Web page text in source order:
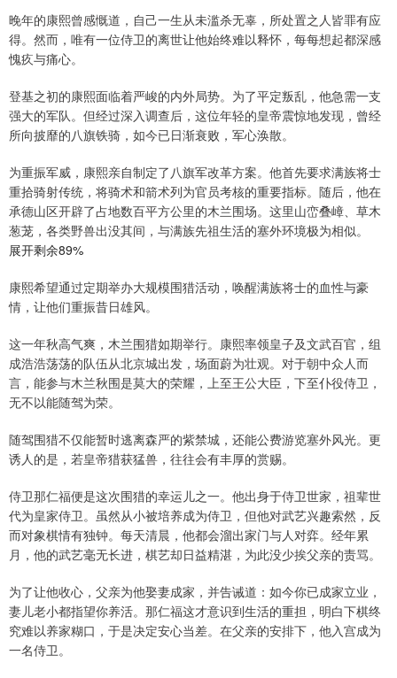
晚年的康熙曾感慨道，自己一生从未滥杀无辜，所处置之人皆罪有应
得。然而，唯有一位侍卫的离世让他始终难以释怀，每每想起都深感
愧疚与痛心。
登基之初的康熙面临着严峻的内外局势。为了平定叛乱，他急需一支
强大的军队。但经过深入调查后，这位年轻的皇帝震惊地发现，曾经
所向披靡的八旗铁骑，如今已日渐衰败，军心涣散。
为重振军威，康熙亲自制定了八旗军改革方案。他首先要求满族将士
重拾骑射传统，将骑术和箭术列为官员考核的重要指标。随后，他在
承德山区开辟了占地数百平方公里的木兰围场。这里山峦叠嶂、草木
葱茏，各类野兽出没其间，与满族先祖生活的塞外环境极为相似。
展开剩余89%
康熙希望通过定期举办大规模围猎活动，唤醒满族将士的血性与豪
情，让他们重振昔日雄风。
这一年秋高气爽，木兰围猎如期举行。康熙率领皇子及文武百官，组
成浩浩荡荡的队伍从北京城出发，场面蔚为壮观。对于朝中众人而
言，能参与木兰秋围是莫大的荣耀，上至王公大臣，下至仆役侍卫，
无不以能随驾为荣。
随驾围猎不仅能暂时逃离森严的紫禁城，还能公费游览塞外风光。更
诱人的是，若皇帝猎获猛兽，往往会有丰厚的赏赐。
侍卫那仁福便是这次围猎的幸运儿之一。他出身于侍卫世家，祖辈世
代为皇家侍卫。虽然从小被培养成为侍卫，但他对武艺兴趣索然，反
而对象棋情有独钟。每天清晨，他都会溜出家门与人对弈。经年累
月，他的武艺毫无长进，棋艺却日益精湛，为此没少挨父亲的责骂。
为了让他收心，父亲为他娶妻成家，并告诫道：如今你已成家立业，
妻儿老小都指望你养活。那仁福这才意识到生活的重担，明白下棋终
究难以养家糊口，于是决定安心当差。在父亲的安排下，他入宫成为
一名侍卫。